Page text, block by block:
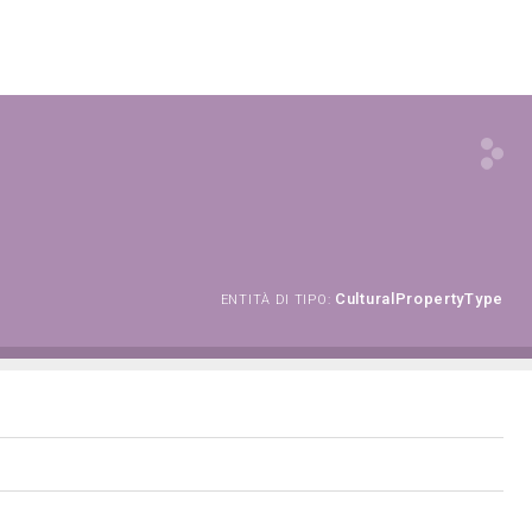
ENTITÀ DI TIPO: CulturalPropertyType